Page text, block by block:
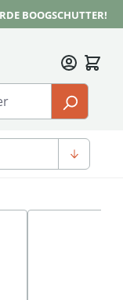
BOOGSCHUTTER!